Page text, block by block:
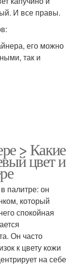
И все правы.
его можно
так и
> Какие
цвет и
палитре: он
который
спокойная
Он часто
к цвету кожи
на себе